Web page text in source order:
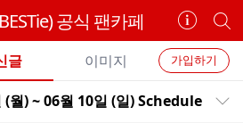
공식 팬카페
카
페
정
보
보
개
별
카
페
검
가입하기
글 이미지
(월) ~ 06월 10일 (일) Schedule